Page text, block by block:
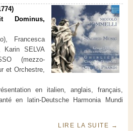
Dominus,
Francesca
Karin SELVA
(mezzo-
et Orchestre,
en italien, anglais, français,
en latin-Deutsche Harmonia Mundi
LIRE LA SUITE →